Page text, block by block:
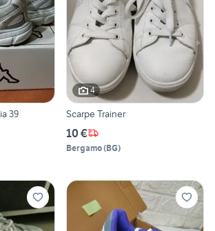
39
4
Scarpe Trainer
10 €
Bergamo(BG)